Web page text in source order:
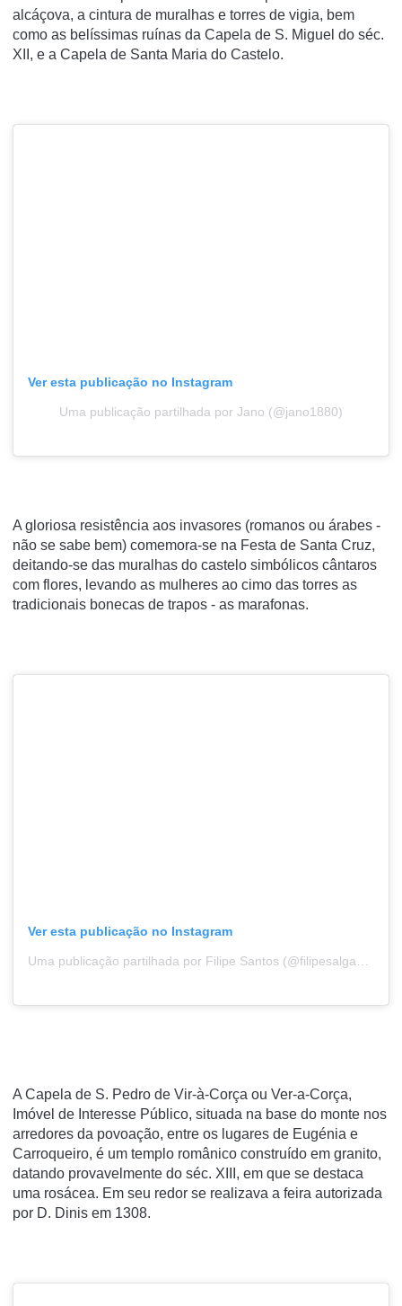
alcáçova, a cintura de muralhas e torres de vigia, bem
como as belíssimas ruínas da Capela de S. Miguel do séc.
XII, e a Capela de Santa Maria do Castelo.
Ver esta publicação no Instagram
Uma publicação partilhada por Jano (@jano1880)
A gloriosa resistência aos invasores (romanos ou árabes -
não se sabe bem) comemora-se na Festa de Santa Cruz,
deitando-se das muralhas do castelo simbólicos cântaros
com flores, levando as mulheres ao cimo das torres as
tradicionais bonecas de trapos - as marafonas.
Ver esta publicação no Instagram
Uma publicação partilhada por Filipe Santos (@filipesalgadonunes)
A Capela de S. Pedro de Vir-à-Corça ou Ver-a-Corça,
Imóvel de Interesse Público, situada na base do monte nos
arredores da povoação, entre os lugares de Eugénia e
Carroqueiro, é um templo românico construído em granito,
datando provavelmente do séc. XIII, em que se destaca
uma rosácea. Em seu redor se realizava a feira autorizada
por D. Dinis em 1308.